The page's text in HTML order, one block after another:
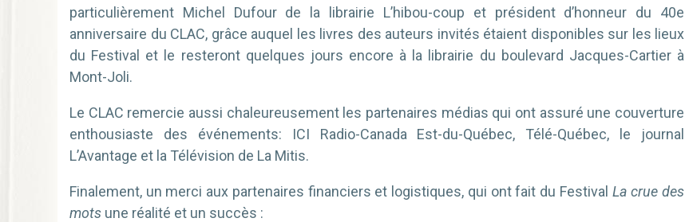
particulièrement Michel Dufour de la librairie L’hibou-coup et président d’honneur du 40e
anniversaire du CLAC, grâce auquel les livres des auteurs invités étaient disponibles sur les lieux
du Festival et le resteront quelques jours encore à la librairie du boulevard Jacques-Cartier à
Mont-Joli.
Le CLAC remercie aussi chaleureusement les partenaires médias qui ont assuré une couverture
enthousiaste des événements: ICI Radio-Canada Est-du-Québec, Télé-Québec, le journal
L’Avantage et la Télévision de La Mitis.
Finalement, un merci aux partenaires financiers et logistiques, qui ont fait du Festival La crue des
mots une réalité et un succès :